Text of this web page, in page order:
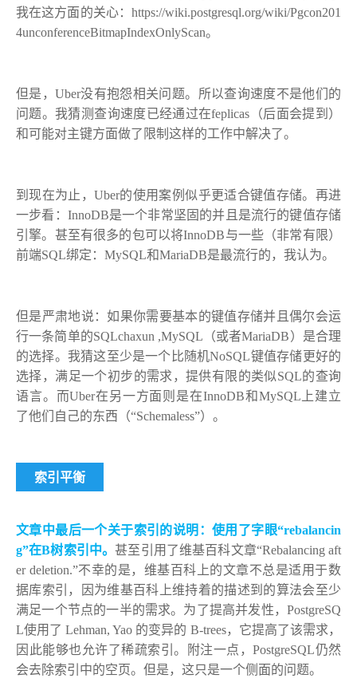
我在这方面的关心：https://wiki.postgresql.org/wiki/Pgcon201
4unconferenceBitmapIndexOnlyScan。
但是，Uber没有抱怨相关问题。所以查询速度不是他们的
问题。我猜测查询速度已经通过在feplicas（后面会提到）
和可能对主键方面做了限制这样的工作中解决了。
到现在为止，Uber的使用案例似乎更适合键值存储。再进
一步看：InnoDB是一个非常坚固的并且是流行的键值存储
引擎。甚至有很多的包可以将InnoDB与一些（非常有限）
前端SQL绑定：MySQL和MariaDB是最流行的，我认为。
但是严肃地说：如果你需要基本的键值存储并且偶尔会运
行一条简单的SQLchaxun ,MySQL（或者MariaDB）是合理
的选择。我猜这至少是一个比随机NoSQL键值存储更好的
选择，满足一个初步的需求，提供有限的类似SQL的查询
语言。而Uber在另一方面则是在InnoDB和MySQL上 建立
了他们自己的东西（“Schemaless”）。
索引平衡
文章中最后一个关于索引的说明：使用了字眼“rebalancin
g”在B树索引中。甚至引用了维基百科文章“Rebalancing aft
er deletion.”不幸的是，维基百科上的文章不总是适用于数
据库索引，因为维基百科上维持着的描述到的算法会至少
满足一个节点的一半的需求。为了提高并发性，PostgreSQ
L使用了 Lehman, Yao 的变异的 B-trees，它提高了该需求，
因此能够也允许了稀疏索引。附注一点，PostgreSQL仍然
会去除索引中的空页。但是，这只是一个侧面的问题。